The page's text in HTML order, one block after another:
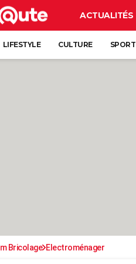
ACTUALITÉS
LIFESTYLE CULTURE SPORT
Bricolage Electroménager